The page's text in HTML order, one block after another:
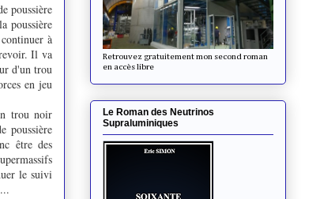
poussière
poussière
à
Il va
d'un trou
en jeu
trou noir
poussière
être des
le suivi
Retrouvez gratuitement mon second roman
en accès libre
Le Roman des Neutrinos
Supraluminiques